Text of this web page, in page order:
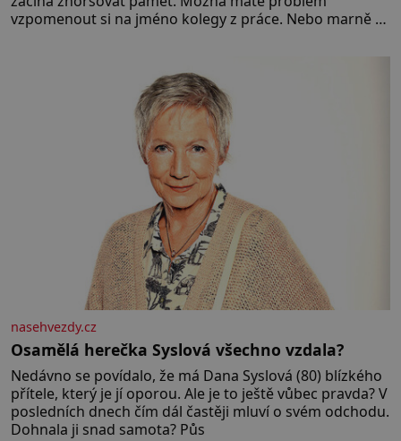
vzpomenout si na jméno kolegy z práce. Nebo marně v
rozhodla stávkovat. Cvičte
nasehvezdy.cz
Osamělá herečka Syslová všechno vzdala?
Nedávno se povídalo, že má Dana Syslová (80) blízkého
přítele, který je jí oporou. Ale je to ještě vůbec pravda? V
posledních dnech čím dál častěji mluví o svém odchodu.
Dohnala ji snad samota? Půs